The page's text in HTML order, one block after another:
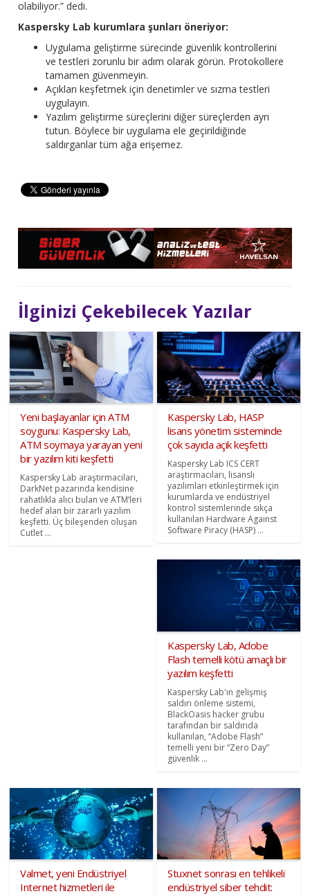
olabiliyor.” dedi.
Kaspersky Lab kurumlara şunları öneriyor:
Uygulama geliştirme sürecinde güvenlik kontrollerini
ve testleri zorunlu bir adım olarak görün. Protokollere
tamamen güvenmeyin.
Açıkları keşfetmek için denetimler ve sızma testleri
uygulayın.
Yazılım geliştirme süreçlerini diğer süreçlerden ayrı
tutun. Böylece bir uygulama ele geçirildiğinde
saldırganlar tüm ağa erişemez.
İlginizi Çekebilecek Yazılar
Yeni başlayanlar için ATM
soygunu: Kaspersky Lab,
ATM soymaya yarayan yeni
bir yazılım kiti keşfetti
Kaspersky Lab araştırmacıları,
DarkNet pazarında kendisine
rahatlıkla alıcı bulan ve ATM’leri
hedef alan bir zararlı yazılım
keşfetti. Üç bileşenden oluşan
Cutlet ...
Kaspersky Lab, HASP
lisans yönetim sisteminde
çok sayıda açık keşfetti
Kaspersky Lab ICS CERT
araştırmacıları, lisanslı
yazılımları etkinleştirmek için
kurumlarda ve endüstriyel
kontrol sistemlerinde sıkça
kullanılan Hardware Against
Software Piracy (HASP) ...
Kaspersky Lab, Adobe
Flash temelli kötü amaçlı bir
yazılım keşfetti
Kaspersky Lab'ın gelişmiş
saldırı önleme sistemi,
BlackOasis hacker grubu
tarafından bir saldırıda
kullanılan, “Adobe Flash”
temelli yeni bir “Zero Day”
güvenlik ...
Valmet, yeni Endüstriyel
Internet hizmetleri ile
Stuxnet sonrası en tehlikeli
endüstriyel siber tehdit: